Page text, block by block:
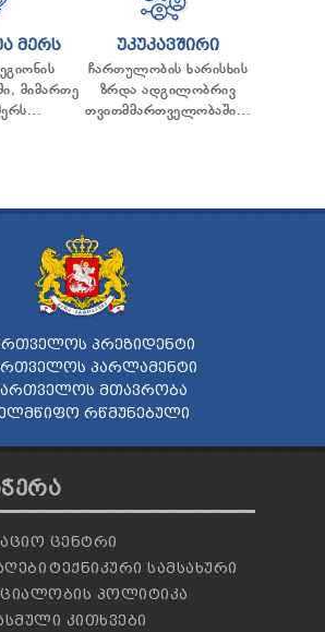
ᲛᲔᲠᲡ
მიმართე
ᲣᲙᲣᲙᲐᲕᲨᲘᲠᲘ
ჩართულობის ხარისხის
ზრდა ადგილობრივ
თვითმმართველობაში...
ᲞᲠᲔᲖᲘᲓᲔᲜᲢᲘ
ᲞᲐᲠᲚᲐᲛᲔᲜᲢᲘ
ᲛᲗᲐᲕᲠᲝᲑᲐ
ᲠᲬᲛᲣᲜᲔᲑᲣᲚᲘ
ᲪᲔᲜᲢᲠᲘ
ᲢᲔᲥᲜᲘᲙᲣᲠᲘ ᲡᲐᲛᲡᲐᲮᲣᲠᲘ
ᲞᲝᲚᲘᲢᲘᲙᲐ
ᲙᲘᲗᲮᲕᲔᲑᲘ